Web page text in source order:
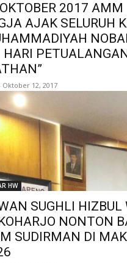
2017 AMM
AJAK SELURUH
HARI
- Oktober 12, 2017
HW
SUGHLI
NONTON
SUDIRMAN DI